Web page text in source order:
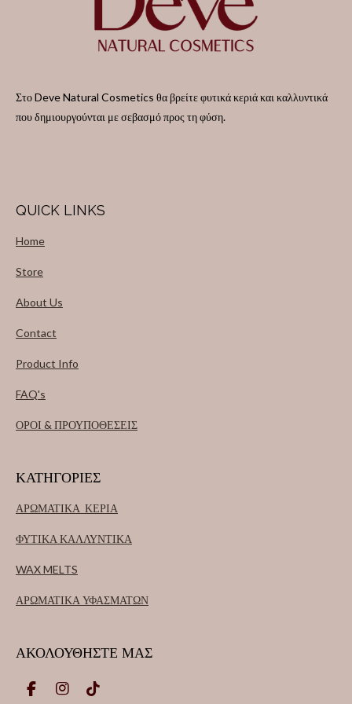
Στο Deve Natural Cosmetics θα βρείτε φυτικά κεριά και καλλυντικά
που δημιουργούνται με σεβασμό προς τη φύση.
QUICK LINKS
Home
Store
About Us
Contact
Product Info
FAQ's
ΟΡΟΙ & ΠΡΟΥΠΟΘΕΣΕΙΣ
ΚΑΤΗΓΟΡΙΕΣ
ΑΡΩΜΑΤΙΚΑ ΚΕΡΙΑ
ΦΥΤΙΚΑ ΚΑΛΛΥΝΤΙΚΑ
WAX MELTS
ΑΡΩΜΑΤΙΚΑ ΥΦΑΣΜΑΤΩΝ
ΑΚΟΛΟΥΘΗΣΤΕ ΜΑΣ
F
I
T